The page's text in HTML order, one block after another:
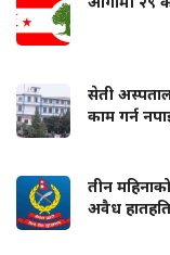
सेती
काम गर्न
तीन
अवैध